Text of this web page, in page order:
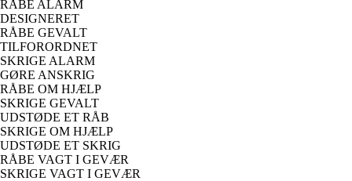
RÅBE ALARM
DESIGNERET
RÅBE GEVALT
TILFORORDNET
SKRIGE ALARM
GØRE ANSKRIG
RÅBE OM HJÆLP
SKRIGE GEVALT
UDSTØDE ET RÅB
SKRIGE OM HJÆLP
UDSTØDE ET SKRIG
RÅBE VAGT I GEVÆR
SKRIGE VAGT I GEVÆR